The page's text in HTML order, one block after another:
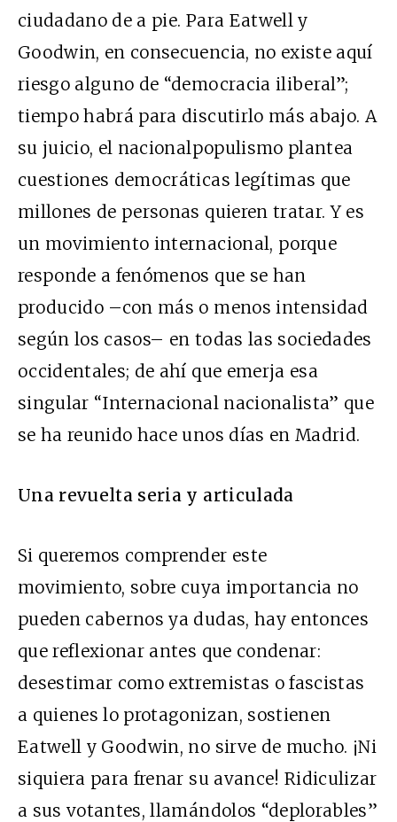
ciudadano de a pie. Para Eatwell y
Goodwin, en consecuencia, no existe aquí
riesgo alguno de “democracia iliberal”;
tiempo habrá para discutirlo más abajo. A
su juicio, el nacionalpopulismo plantea
cuestiones democráticas legítimas que
millones de personas quieren tratar. Y es
un movimiento internacional, porque
responde a fenómenos que se han
producido –con más o menos intensidad
según los casos– en todas las sociedades
occidentales; de ahí que emerja esa
singular “Internacional nacionalista” que
se ha reunido hace unos días en Madrid.
Una revuelta seria y articulada
Si queremos comprender este
movimiento, sobre cuya importancia no
pueden cabernos ya dudas, hay entonces
que reflexionar antes que condenar:
desestimar como extremistas o fascistas
a quienes lo protagonizan, sostienen
Eatwell y Goodwin, no sirve de mucho. ¡Ni
siquiera para frenar su avance! Ridiculizar
a sus votantes, llamándolos “deplorables”